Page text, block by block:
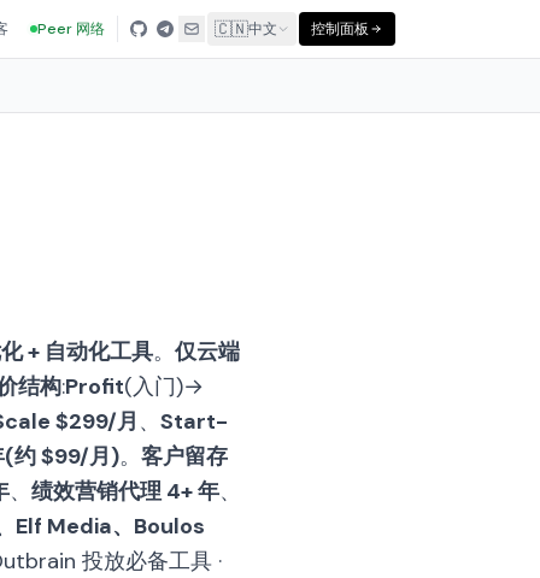
Peer 网络 🇨🇳中文 控制面板
+ 自动化工具。 仅云端
结构:Profit(入门)→
$299/月 、 Start-
(约 $99/月)。 客户留存
、 绩效营销代理 4+ 年、
Elf Media、Boulos
投放必备工具 ·